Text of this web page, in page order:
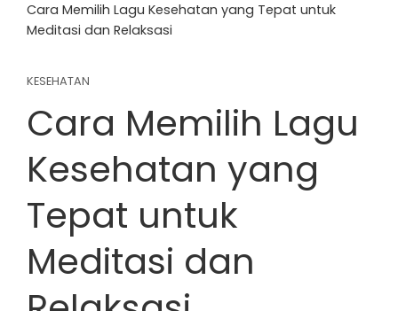
Cara Memilih Lagu Kesehatan yang Tepat untuk
Meditasi dan Relaksasi
KESEHATAN
Cara Memilih Lagu
Kesehatan yang
Tepat untuk
Meditasi dan